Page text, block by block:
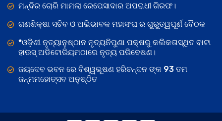
ମନ୍ଦିର ଚୋରି ମାମଲା ରେପେସାଦାର ଅପରାଧୀ ଗିରଫ।
ଗଣଶିକ୍ଷା ସଚିବ ଓ ଅଭିଭାବକ ମହାସଂଘ ର ଗୁରୁତ୍ୱପୂର୍ଣ ବୈଠକ
*ଓଡ଼ିଶୀ ନୃତ୍ୟାନୁଷ୍ଠାନ ନୃତ୍ୟନିପୁଣା ପକ୍ଷରୁ କଲିକତାସ୍ଥିତ ବାଟା
ହାଉସ୍ ଅଡିଟୋରିୟମଠାରେ ନୃତ୍ୟ ପରିବେଷଣ।
ଜୟଦେବ ଭବନ ରେ ବିଶ୍ୱଭୂଷଣ ହରିଚନ୍ଦନ ଙ୍କ 93 ତମ
ଜନ୍ମମହୋତ୍ସବ ଅନୁଷ୍ଠିତ